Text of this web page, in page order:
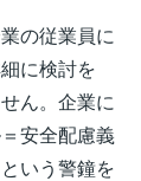
の従業員に
に検討を
ん。企業に
安全配慮義
いう警鐘を